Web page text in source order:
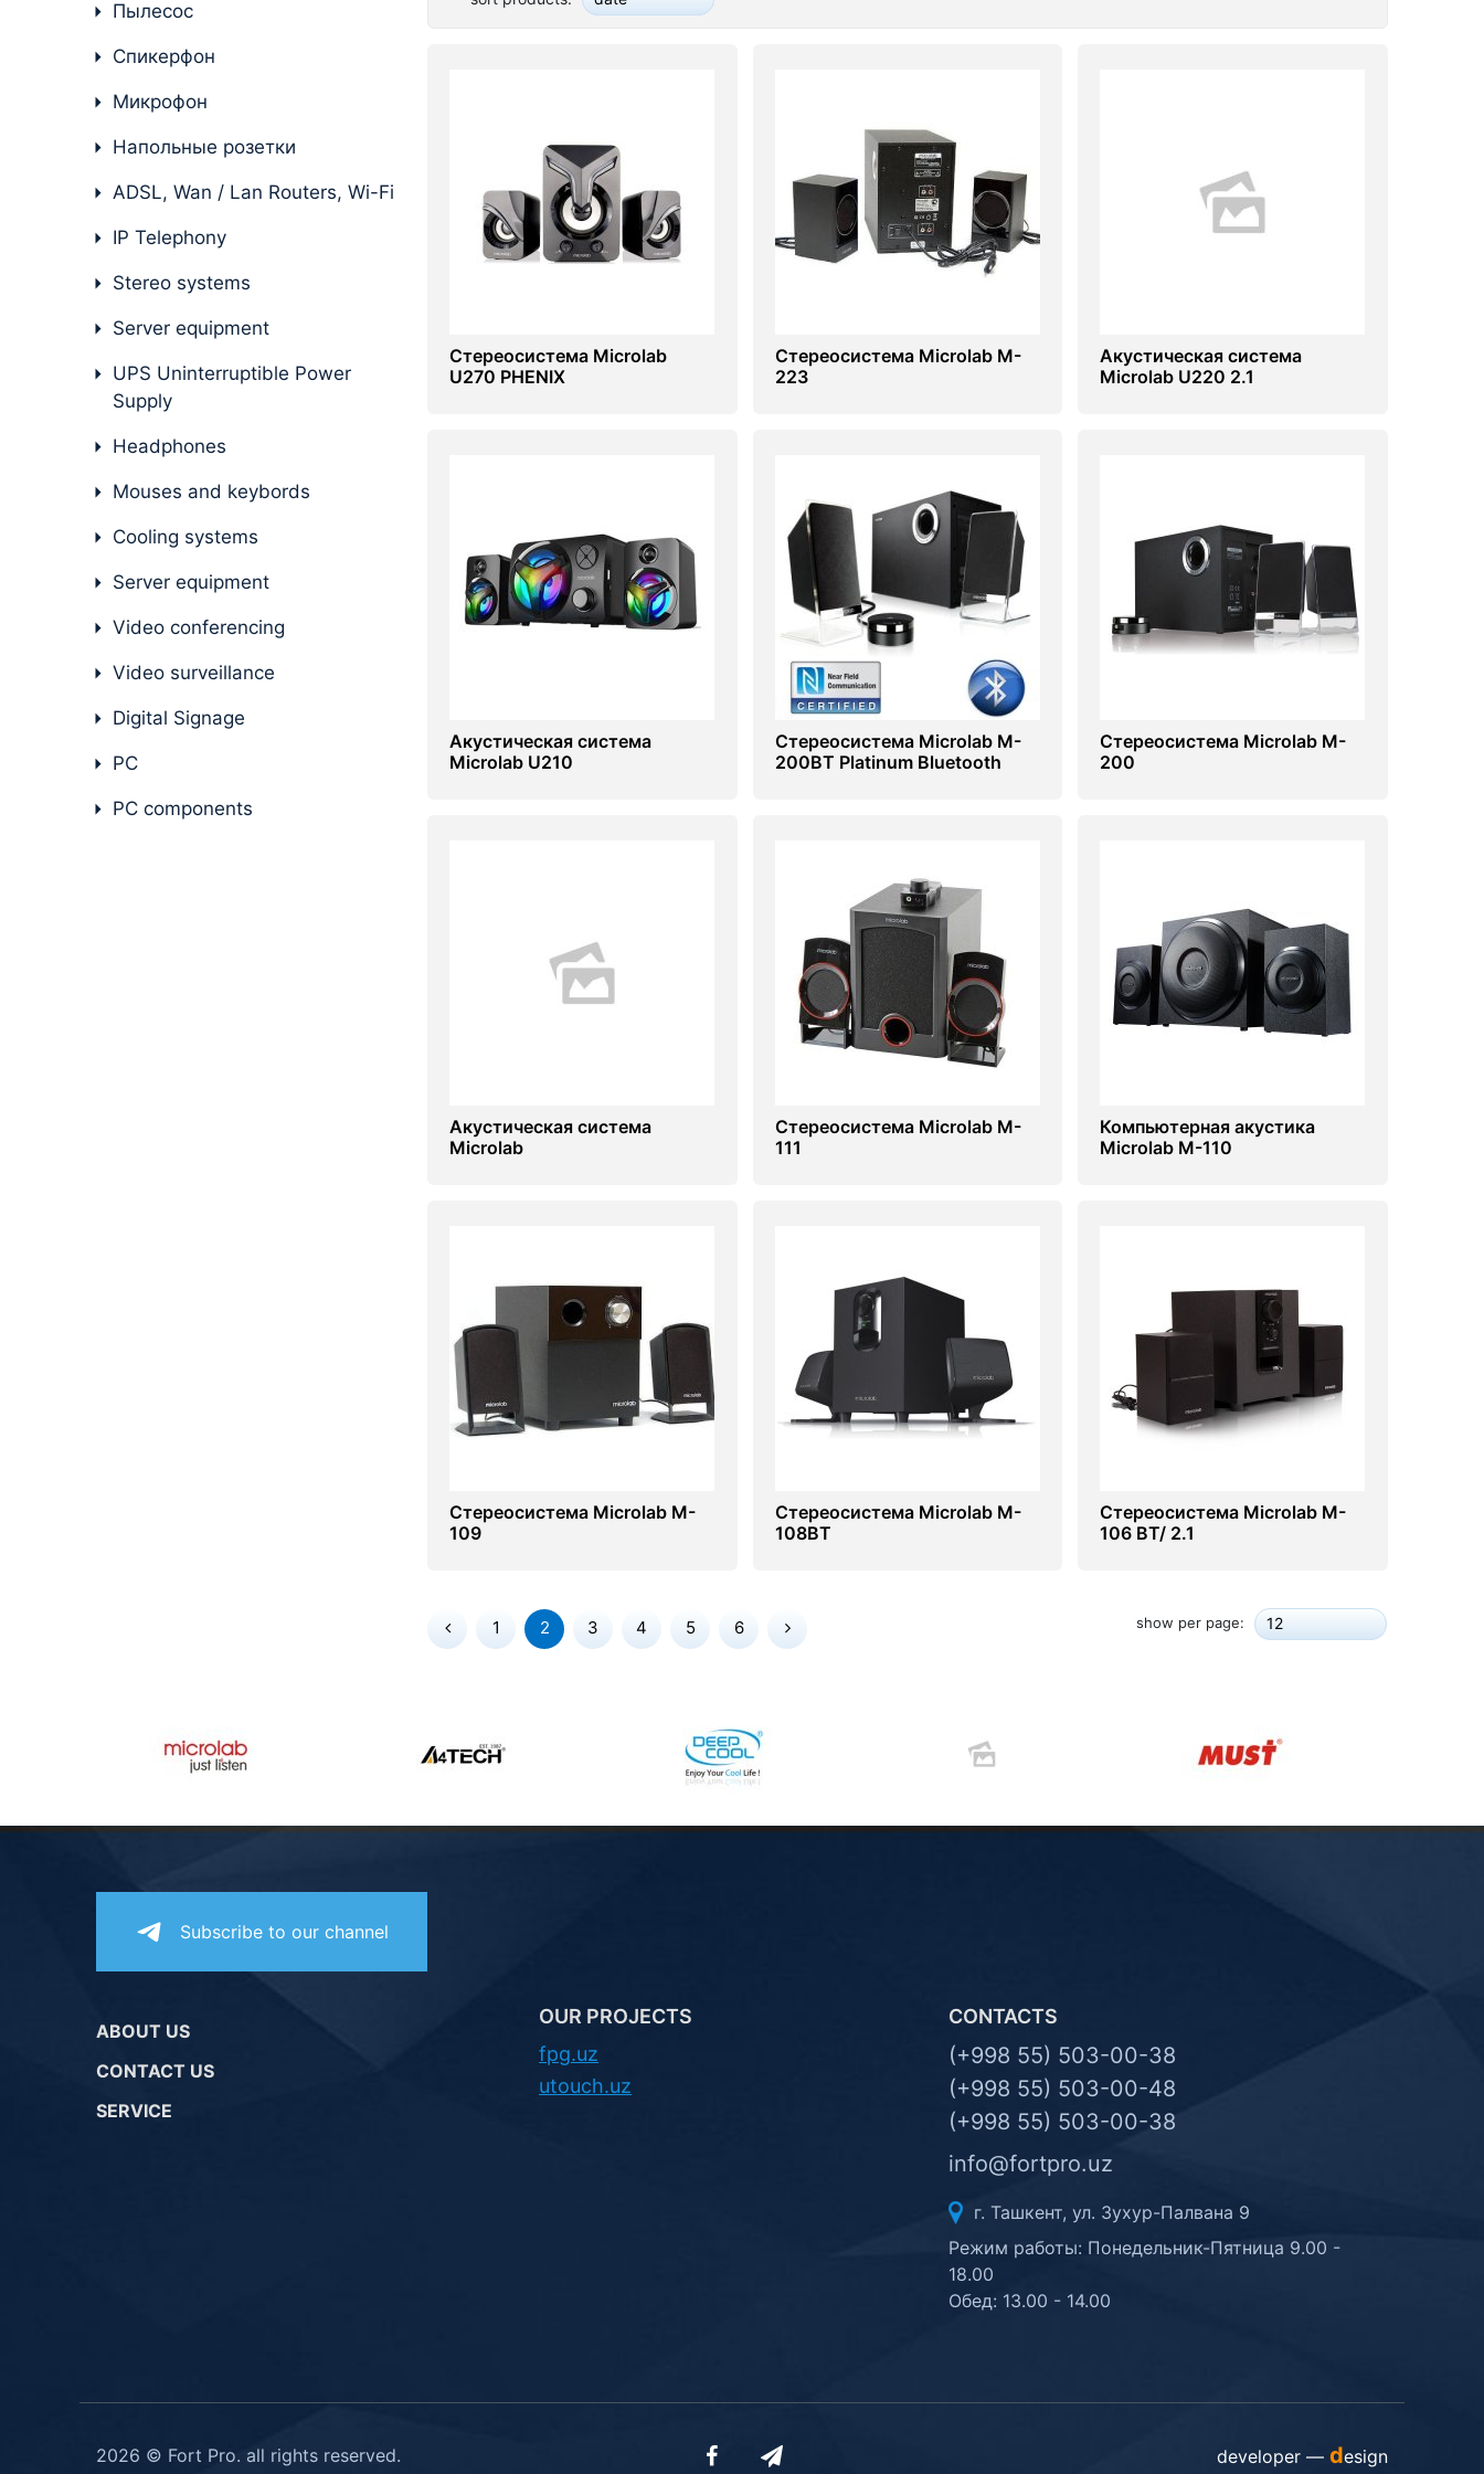
Server equipment
UPS Uninterruptible Power
Supply
Headphones
Mouses and keybords
Cooling systems
Server equipment
Video conferencing
Digital Signage
Video surveillance
Стереосистема Microlab
U270 PHENIX
Стереосистема Microlab M-
223
Акустическая система
Microlab U220 2.1
Акустическая система
Microlab U210
Стереосистема Microlab M-
200BT Platinum Bluetooth
Стереосистема Microlab M-
200
Акустическая система
Microlab
Стереосистема Microlab M-
111
Компьютерная акустика
Microlab M-110
Стереосистема Microlab M-
109
Стереосистема Microlab M-
108BT
Стереосистема Microlab M-
106 BT/ 2.1
1 2 3 4 5 6 show per page: 12
Пылесос
Спикерфон
Микрофон
Напольные розетки
ADSL, Wan / Lan Routers, Wi-Fi
IP Telephony
Stereo systems
Server equipment
UPS Uninterruptible Power
Supply
Headphones
Mouses and keybords
Cooling systems
Server equipment
Video conferencing
Video surveillance
Digital Signage
PC
PC components
Subscribe to our channel
ABOUT US
CONTACT US
SERVICE
OUR PROJECTS
fpg.uz
utouch.uz
CONTACTS
(+998 55) 503-00-38
(+998 55) 503-00-48
(+998 55) 503-00-38
info@fortpro.uz
г. Ташкент, ул. Зухур-Палвана 9
Режим работы: Понедельник-Пятница 9.00 -
18.00
Обед: 13.00 - 14.00
developer — design
2026 © Fort Pro. all rights reserved.